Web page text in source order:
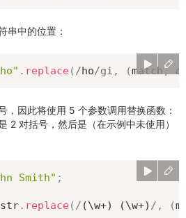
串中的位置：
. replace (/ho/gi , (match,
，因此将使用 5 个参数调用替换函数：
2 对括号，然后是（在示例中未使用）
Smith" ;
str. replace (/ (\w+) (\w+) / , (